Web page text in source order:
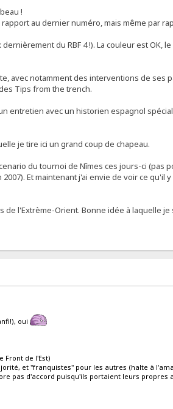
!
au dernier numéro, mais même par
du RBF 4 !). La couleur est OK,
avec notamment des interventions de
Tips from the trench.
entretien avec un historien espagnol
je tire ici un grand coup de chapeau.
du tournoi de Nîmes ces jours-ci (pas
Et maintenant j'ai envie de voir ce qu'il
l'Extrème-Orient. Bonne idée à laquelle je
oui
Front de l'Est)
et "franquistes" pour les autres (halte à
pas d'accord puisqu'ils portaient leurs propres